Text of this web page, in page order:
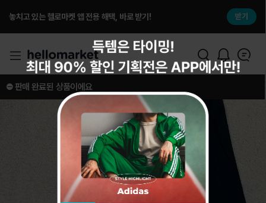
놓치고 있는 헬로마켓 앱 전용 해택, 바로 받기! 받기
⛔️ 판매 완료된 상품이에요